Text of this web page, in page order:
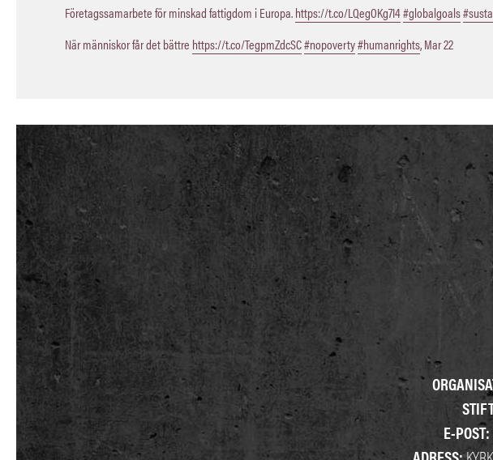
Företagssamarbete för minskad fattigdom i Europa.https://t.co/LQegOKg7I4#globalgoals
När människor får det bättre https://t.co/TegpmZdcSC#nopoverty#humanrights,Mar 22
E-POST: